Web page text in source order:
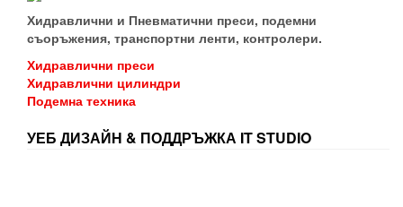
Хидравлични и Пневматични преси, подемни
съоръжения, транспортни ленти, контролери.
Хидравлични преси
Хидравлични цилиндри
Подемна техника
УЕБ ДИЗАЙН & ПОДДРЪЖКА IT STUDIO